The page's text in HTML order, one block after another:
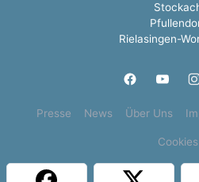
Rielasingen-
Presse News Über Uns
Cookies